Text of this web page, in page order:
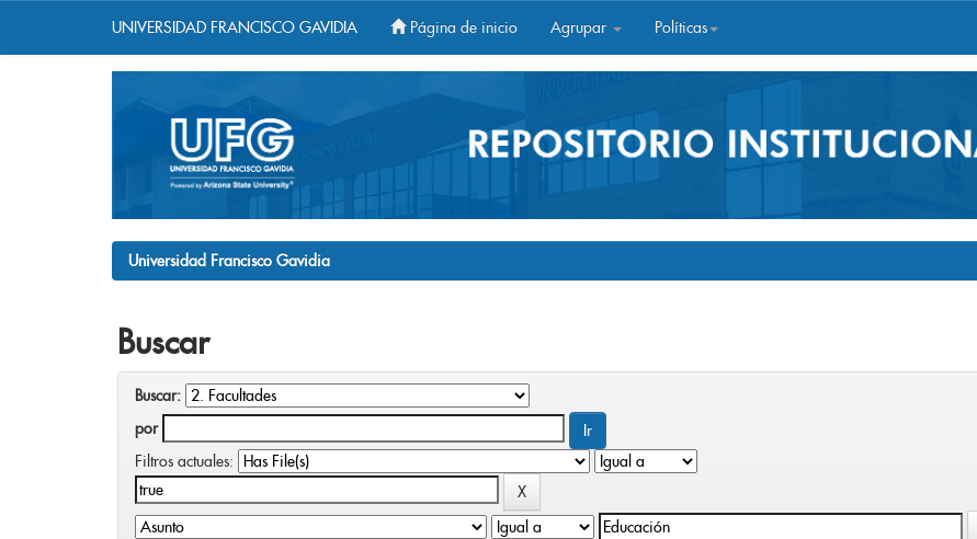
UNIVERSIDAD FRANCISCO GAVIDIA Página de inicio Agrupar Políticas
Universidad Francisco Gavidia
Buscar
Buscar:
por
Filtros actuales: